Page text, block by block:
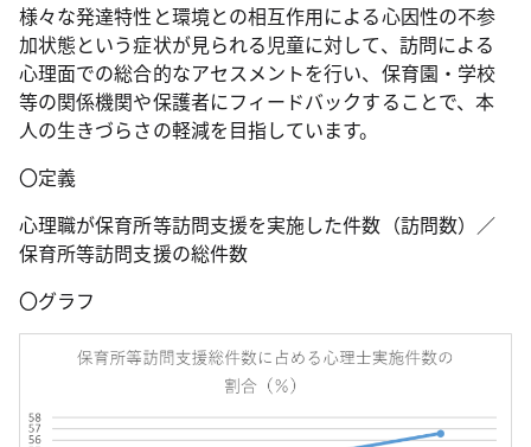
様々な発達特性と環境との相互作用による心因性の不参
加状態という症状が見られる児童に対して、訪問による
心理面での総合的なアセスメントを行い、保育園・学校
等の関係機関や保護者にフィードバックすることで、本
人の生きづらさの軽減を目指しています。
〇定義
心理職が保育所等訪問支援を実施した件数（訪問数）／
保育所等訪問支援の総件数
〇グラフ